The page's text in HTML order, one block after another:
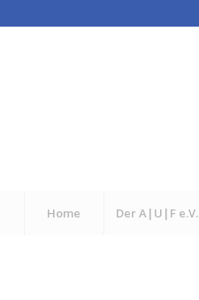
Home Der A|U|F e.V.